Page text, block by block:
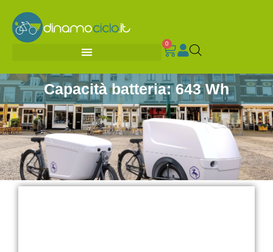
0
Capacità batteria: 643 Wh